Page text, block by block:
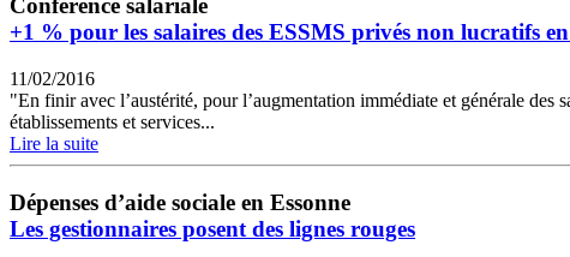
Conférence salariale
+1 % pour les salaires des ESSMS privés non lucratifs
11/02/2016
"En finir avec l’austérité, pour l’augmentation immédiate et générale
établissements et services...
Lire la suite
Dépenses d’aide sociale en Essonne
Les gestionnaires posent des lignes rouges